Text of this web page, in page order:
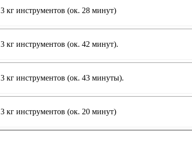
3 кг инструментов (ок. 28 минут)
3 кг инструментов (ок. 42 минут).
3 кг инструментов (ок. 43 минуты).
3 кг инструментов (ок. 20 минут)